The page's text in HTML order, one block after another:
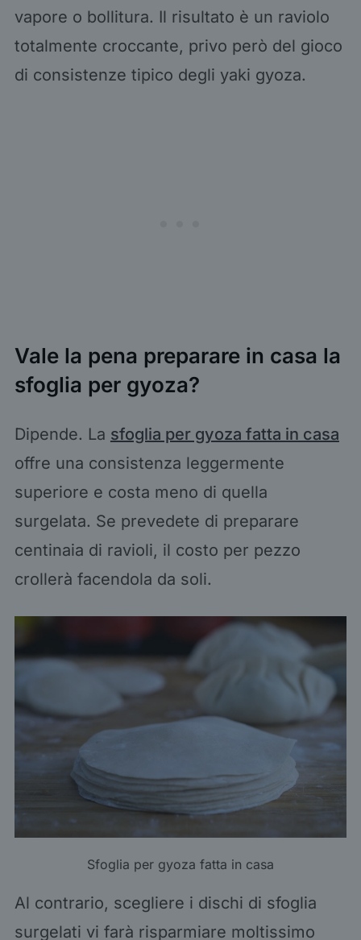
vapore o bollitura. Il risultato è un raviolo
totalmente croccante, privo però del gioco
di consistenze tipico degli yaki gyoza.
Vale la pena preparare in casa la
sfoglia per gyoza?
Dipende. La sfoglia per gyoza fatta in casa
offre una consistenza leggermente
superiore e costa meno di quella
surgelata. Se prevedete di preparare
centinaia di ravioli, il costo per pezzo
crollerà facendola da soli.
Sfoglia per gyoza fatta in casa
Al contrario, scegliere i dischi di sfoglia
surgelati vi farà risparmiare moltissimo